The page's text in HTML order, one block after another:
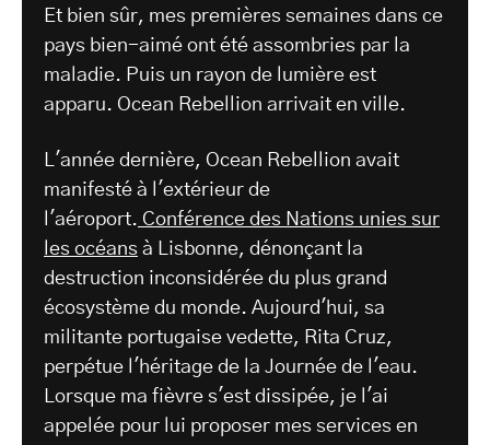
Et bien sûr, mes premières semaines dans ce
pays bien-aimé ont été assombries par la
maladie. Puis un rayon de lumière est
apparu. Ocean Rebellion arrivait en ville.
L'année dernière, Ocean Rebellion avait
manifesté à l'extérieur de
l'aéroport. Conférence des Nations unies sur
les océans à Lisbonne, dénonçant la
destruction inconsidérée du plus grand
écosystème du monde. Aujourd'hui, sa
militante portugaise vedette, Rita Cruz,
perpétue l'héritage de la Journée de l'eau.
Lorsque ma fièvre s'est dissipée, je l'ai
appelée pour lui proposer mes services en